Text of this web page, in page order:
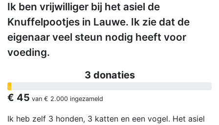
Ik ben vrijwilliger bij het asiel de
Knuffelpootjes in Lauwe. Ik zie dat de
eigenaar veel steun nodig heeft voor
voeding.
3 donaties
€ 45 van € 2.000 ingezameld
Ik heb zelf 3 honden, 3 katten en een vogel. Het asiel